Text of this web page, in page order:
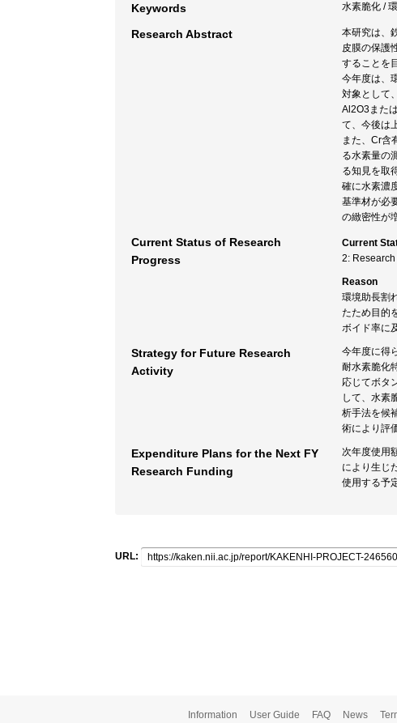
Keywords 水素脆化 /
Research Abstract
本研究は、
皮膜の保護
することを
今年度は、
対象として
Al2O3また
て、今後は
また、Cr含
る水素量の
る知見を取
確に水素濃
基準材が必
の緻密性が
Current Status of Research
Progress
Current
2:
Reason
環境助長割
たため目的
ボイド率に
Strategy for Future Research
Activity
今年度に得
耐水素脆化
応じてボタ
して、水素
析手法を候
術により評
Expenditure Plans for the Next FY
Research Funding
次年度使用
により生じ
使用する予
URL:
Information User Guide FAQ News